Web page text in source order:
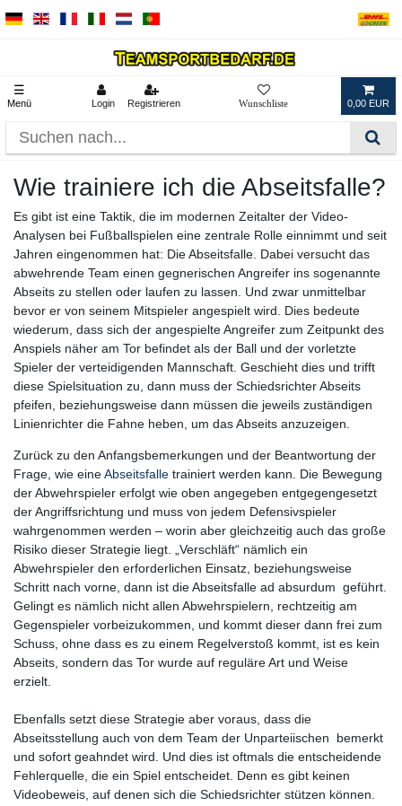
☰
Menü Login Registrieren 0,00 EUR
Wie trainiere ich die Abseitsfalle?
Es gibt ist eine Taktik, die im modernen Zeitalter der Video-
Analysen bei Fußballspielen eine zentrale Rolle einnimmt und seit
Jahren eingenommen hat: Die Abseitsfalle. Dabei versucht das
abwehrende Team einen gegnerischen Angreifer ins sogenannte
Abseits zu stellen oder laufen zu lassen. Und zwar unmittelbar
bevor er von seinem Mitspieler angespielt wird. Dies bedeute
wiederum, dass sich der angespielte Angreifer zum Zeitpunkt des
Anspiels näher am Tor befindet als der Ball und der vorletzte
Spieler der verteidigenden Mannschaft. Geschieht dies und trifft
diese Spielsituation zu, dann muss der Schiedsrichter Abseits
pfeifen, beziehungsweise dann müssen die jeweils zuständigen
Linienrichter die Fahne heben, um das Abseits anzuzeigen.
Zurück zu den Anfangsbemerkungen und der Beantwortung der
Frage, wie eineAbseitsfalle trainiert werden kann. Die Bewegung
der Abwehrspieler erfolgt wie oben angegeben entgegengesetzt
der Angriffsrichtung und muss von jedem Defensivspieler
wahrgenommen werden – worin aber gleichzeitig auch das große
Risiko dieser Strategie liegt. „Verschläft“ nämlich ein
Abwehrspieler den erforderlichen Einsatz, beziehungsweise
Schritt nach vorne, dann ist die Abseitsfalle ad absurdum geführt.
Gelingt es nämlich nicht allen Abwehrspielern, rechtzeitig am
Gegenspieler vorbeizukommen, und kommt dieser dann frei zum
Schuss, ohne dass es zu einem Regelverstoß kommt, ist es kein
Abseits, sondern das Tor wurde auf reguläre Art und Weise
erzielt.
Ebenfalls setzt diese Strategie aber voraus, dass die
Abseitsstellung auch von dem Team der Unparteiischen bemerkt
und sofort geahndet wird. Und dies ist oftmals die entscheidende
Fehlerquelle, die ein Spiel entscheidet. Denn es gibt keinen
Videobeweis, auf denen sich die Schiedsrichter stützen können.